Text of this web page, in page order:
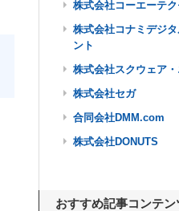
株式会社コーエーテ
株式会社コナミデジ
ント
株式会社スクウェア
株式会社セガ
合同会社DMM.com
株式会社DONUTS
おすすめ記事コンテン